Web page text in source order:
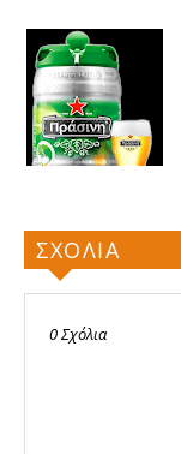
ΣΧΟΛΙΑ
0 Σχόλια